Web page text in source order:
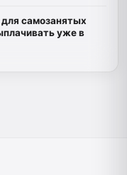
самозанятых
уже в